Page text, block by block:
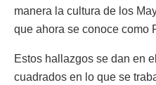
manera la cultura de los
que ahora se conoce como
Estos hallazgos se dan en
cuadrados en lo que se